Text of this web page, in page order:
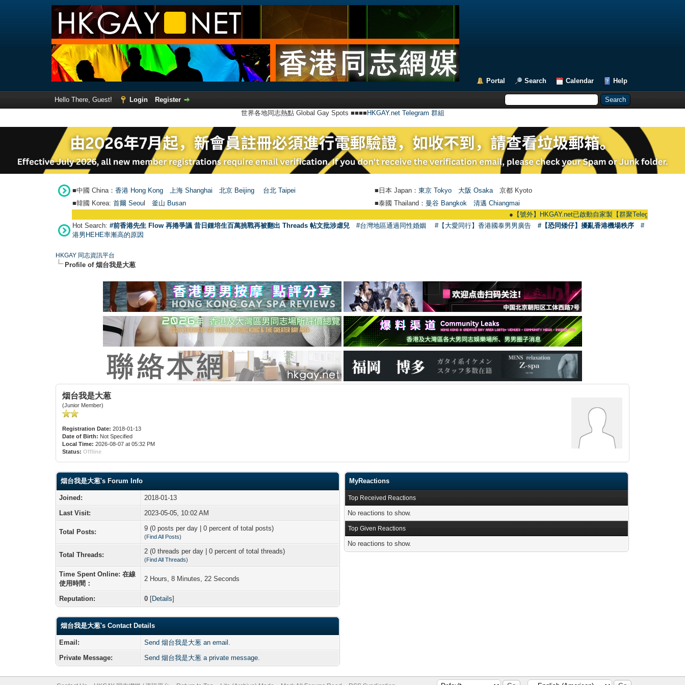
Portal Search Calendar Help
Hello There, Guest! Login
Register
世界各地同志熱點 Global Gay Spots ■■■■ HKGAY.net Telegram 群組
■中國 China： 香港 Hong Kong 上海 Shanghai 北京 Beijing 台北 Taipei ■日本 Japan： 東京 Tokyo 大阪 Osaka 京都 Kyoto
■韓國 Korea: 首爾 Seou 釜山 Busan ■泰國 Thailand： 曼谷 Bangkok
清邁 Chiangmai
【號外】HKGAY.net已啟動自家製【群聚Telegram群組】
Hot Search: #前香港先生 Flow 再捲爭議 昔日鍾培生百萬挑戰再被翻出 Threads 帖文批涉虐兒 #台灣地區通過同性婚姻 #【大愛同行】香港國泰男男廣告 #【恐同矮仔】擾亂香港機場秩序
#
港男HEHE率漸高的原因
HKGAY 同志資訊平台
Profile of 烟台我是大葱
烟台我是大葱
(Junior Member)
Registration Date: 2018-01-13
Date of Birth: Not Specified
Local Time: 2026-08-07 at 05:32 PM
Status: Offline
烟台我是大葱's Forum Info
Joined:
2018-01-13
Last Visit:
2023-05-05, 10:02 AM
Total Posts: 9 (0 posts per day | 0 percent of total posts)
(Find All Posts)
Total Threads: 2 (0 threads per day | 0 percent of total threads)
(Find All Threads)
Time Spent Online: 在線
使用時間：
2 Hours, 8 Minutes, 22 Seconds
Reputation: 0 [Details]
烟台我是大葱's Contact Details
Email:
Send 烟台我是大葱 an email.
Private Message:
Send 烟台我是大葱 a private message.
MyReactions
Top Received Reactions
No reactions to show.
Top Given Reactions
No reactions to show.